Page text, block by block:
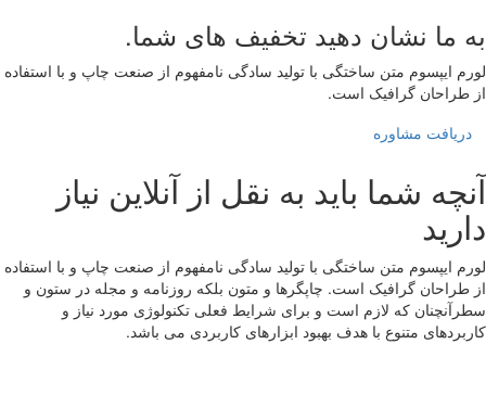
به ما نشان دهید تخفیف های شما.
لورم ایپسوم متن ساختگی با تولید سادگی نامفهوم از صنعت چاپ و با استفاده
از طراحان گرافیک است.
دریافت مشاوره
آنچه شما باید به نقل از آنلاین نیاز
دارید
لورم ایپسوم متن ساختگی با تولید سادگی نامفهوم از صنعت چاپ و با استفاده
از طراحان گرافیک است. چاپگرها و متون بلکه روزنامه و مجله در ستون و
سطرآنچنان که لازم است و برای شرایط فعلی تکنولوژی مورد نیاز و
کاربردهای متنوع با هدف بهبود ابزارهای کاربردی می باشد.